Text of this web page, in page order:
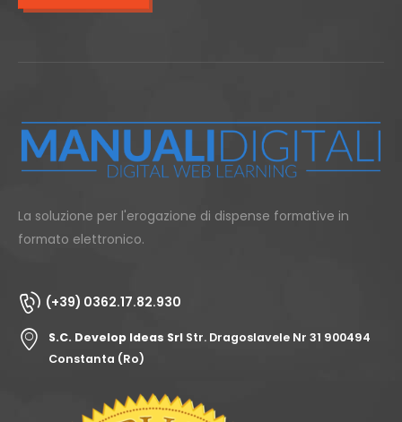
La soluzione per l'erogazione di dispense formative in
formato elettronico.
(+39) 0362.17.82.930
S.C. Develop Ideas Srl Str. Dragoslavele Nr 31 900494
Constanta (Ro)